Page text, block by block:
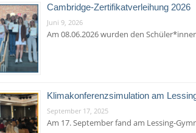
Cambridge-Zertifikatverleihung 2026
Juni 9, 2026
Am 08.06.2026 wurden den
Klimakonferenzsimulation am
September 17, 2025
Am 17. September fand am Lessing-